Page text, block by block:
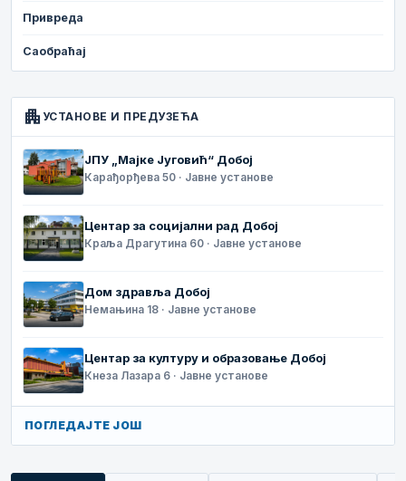
Привреда
Саобраћај
apartment УСТАНОВЕ И ПРЕДУЗЕЋА
ЈПУ „Мајке Југовић“ Добој
Карађорђева 50 · Јавне установе
Центар за социјални рад Добој
Краља Драгутина 60 · Јавне установе
Дом здравља Добој
Немањина 18 · Јавне установе
Центар за културу и образовање Добој
Кнеза Лазара 6 · Јавне установе
ПОГЛЕДАЈТЕ ЈОШ